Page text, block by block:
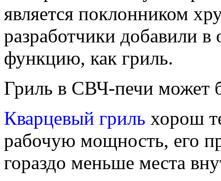
является поклонником
разработчики добавили
функцию, как гриль.
Гриль в СВЧ-печи может
Кварцевый гриль хорош
рабочую мощность, его
гораздо меньше места